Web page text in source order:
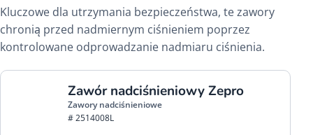
Kluczowe dla utrzymania bezpieczeństwa, te zawory
chronią przed nadmiernym ciśnieniem poprzez
kontrolowane odprowadzanie nadmiaru ciśnienia.
Zawór nadciśnieniowy Zepro
Zawory nadciśnieniowe
# 2514008L